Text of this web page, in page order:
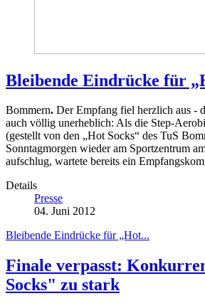
Bleibende Eindrücke für
Bommern. Der Empfang fiel herzlich aus -
auch völlig unerheblich: Als die Step-
(gestellt von den „Hot Socks“ des TuS
Sonntagmorgen wieder am Sportzentrum
aufschlug, wartete bereits ein
Details
Presse
04. Juni 2012
Bleibende Eindrücke für „Hot...
Finale verpasst:
Socks" zu stark